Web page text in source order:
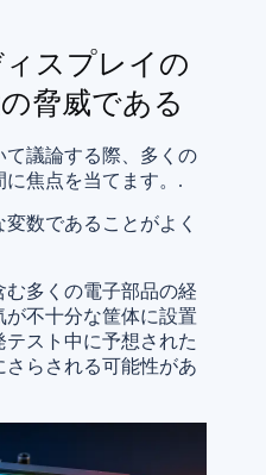
スプレイの
脅威である
て議論する際、多くの
焦点を当てます。.
数であることがよく
多くの電子部品の経
不十分な筐体に設置
スト中に予想された
らされる可能性があ